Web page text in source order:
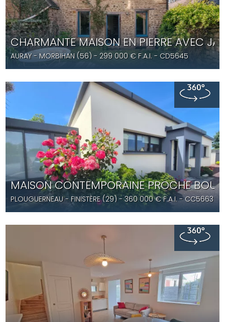
CHARMANTE MAISON EN PIERRE AVEC
AURAY- MORBIHAN (56) - 299 000 € F.A.I. - CD5645
MAISON CONTEMPORAINE PROCHE
PLOUGUERNEAU- FINISTÈRE (29) -360 000€ F.A.I.- CC5663